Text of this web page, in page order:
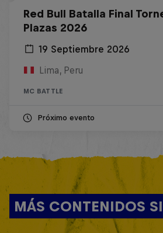
Red Bull Batalla Final
Plazas 2026
19 Septiembre 2026
Lima, Peru
MC BATTLE
Próximo evento
MÁS CONTENIDOS